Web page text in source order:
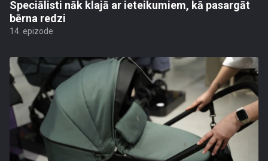
Speciālisti nāk klajā ar ieteikumiem, kā pasargāt
bērna redzi
14. epizode